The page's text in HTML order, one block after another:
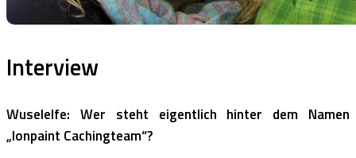
Interview
Wuselelfe: Wer steht eigentlich hinter dem Namen
„Ionpaint Cachingteam“?